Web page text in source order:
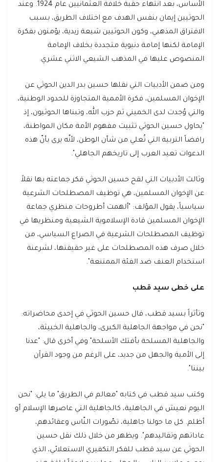
الأساس، بعد انتهاء حقبة خلافة العثمانيين عام 1924. وعند
الحوثيين إيمان بنفس الهدف مع اختلاف الطريق، بسبب
الافتراق المذهبي، وكون الحوثيين شيعة زيدية، يؤمنون بفكرة
الإمامة لكنها إمامة دنيوية متجددة بخلاف الإمامة
المنصوص عليها في المذهب الشيعي الاثني عشري.
ومن ضمن الأدبيات التي نقلها حسين بدر الدين الحوثي عن
الإخوان المسلمين، فكرة الأممية المتجاوزة للحدود الوطنية،
والتي وُجدت لدى الخميني ثم حزب الله، وتبناها الحوثيون، إذ
"يحاول حسين الحوثي تثبيت مفهوم الأمة مكان المواطنة،
رافضاً التربية التي تُعلي من شأن الوطن، لأنّه يرى بأنّ هذه
الدعوات تعيد العرب إلى تاريخهم الجاهلي".
وثالث الأدبيات التي لقح حسين الحوثي فكر جماعته بها نقلاً
عن الإخوان المسلمين، هي توظيف المصطلحات الشرعية
سياسياً، يقول المؤلف: "ألهمت أطروحات منظري جماعة
الإخوان المسلمين قادة الإسلاموية الشيعية ومنظريها في
توظيف المصطلحات الشرعية في الصراع السياسي، من
خلال صرف هذه المصطلحات على غير حقيقتها، لشرعنة
استخدام العنف ضد الفئة الممتنعة".
على خطى سيد قطب
وتأثراً بسيد قطب، قال حسين الحوثي في إحدى محاضراته:
"نحن في مواجهة الجاهلية الكبرى، والجاهلية الخبيثة،
والجاهلية المسلحة بأفتك الأسلحة" وفي أخرى قال: "عدنا
إلى الأمية والجهل من جديد، على الرغم من وجود القرآن
بيننا".
وكتب سيد قطب في كتابه "معالم في الطريق" ما يلي: "نحن
اليوم نعيش في الجاهلية، كالجاهلية التي عاصرها الإسلام أو
أظلم. كل ما حولنا جاهلية، تصّورات النّاس وعقائدهم،
عاداتهم وتقاليدهم". ويظهر من خلال ذلك نقل حسين
الحوثي عن سيد قطب للفكر التكفيري الاستعلائي، الذي